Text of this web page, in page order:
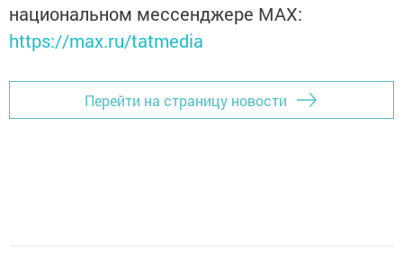
национальном мессенджере MАХ:
https://max.ru/tatmedia
Перейти на страницу новости